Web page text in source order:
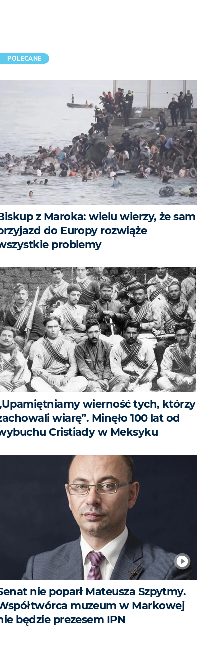
POLECANE
z Maroka: wielu wierzy, że sam
do Europy rozwiąże
problemy
wierność tych, którzy
wiarę”. Minęło 100 lat od
Cristiady w Meksyku
nie poparł Mateusza Szpytmy.
muzeum w Markowej
będzie prezesem IPN